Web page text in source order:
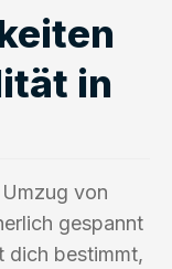
in
von
gespannt
dich bestimmt,